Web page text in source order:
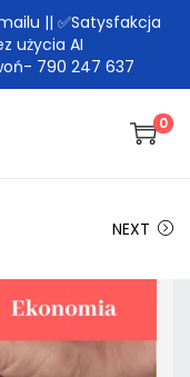
|| ✅Satysfakcja
użycia AI
790 247 637
0
NEXT